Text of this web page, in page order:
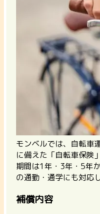
モンベルでは、自転車
に備えた「自転車保険
期間は1年・3年・5年
の通勤・通学にも対応
補償内容